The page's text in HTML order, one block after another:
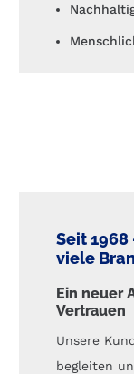
Seit
viele
Ein neuer
Vertrauen
Unsere
begleiten